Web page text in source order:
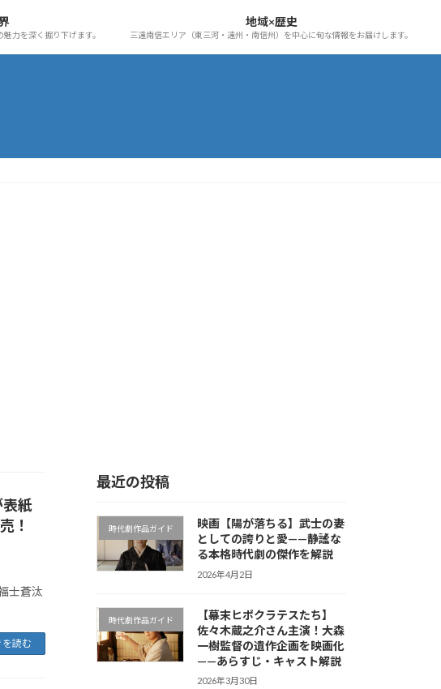
力を深く掘り下げます。
地域×歴史
三遠南信エリア（東三河・遠州・南信州）を中心に旬な情報をお届けします。
表紙
！
士蒼汰
を読む
最近の投稿
時代劇作品ガイド
映画【陽が落ちる】武士の妻
としての誇りと愛——静謐な
る本格時代劇の傑作を解説
2026年4月2日
時代劇作品ガイド
【幕末ヒポクラテスたち】
佐々木蔵之介さん主演！大森
一樹監督の遺作企画を映画化
——あらすじ・キャスト解説
2026年3月30日